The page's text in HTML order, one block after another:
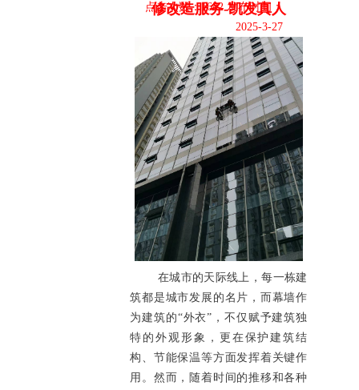
修改造服务-凯发真人
点击次数：1682 发布时间：
2025-3-27
在城市的天际线上，每一栋建
筑都是城市发展的名片，而幕墙作
为建筑的“外衣”，不仅赋予建筑独
特的外观形象，更在保护建筑结
构、节能保温等方面发挥着关键作
用。然而，随着时间的推移和各种